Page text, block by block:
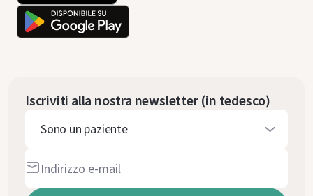
Iscriviti alla nostra newsletter (in tedesco)
Sono un paziente